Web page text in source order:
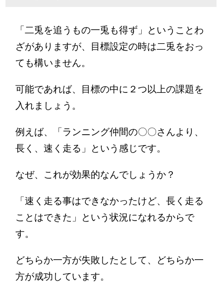
「二兎を追うもの一兎も得ず」ということわ
ざがありますが、目標設定の時は二兎をおっ
ても構いません。
可能であれば、目標の中に２つ以上の課題を
入れましょう。
例えば、「ランニング仲間の〇〇さんより、
長く、速く走る」という感じです。
なぜ、これが効果的なんでしょうか？
「速く走る事はできなかったけど、長く走る
ことはできた」という状況になれるからで
す。
どちらか一方が失敗したとして、どちらか一
方が成功しています。